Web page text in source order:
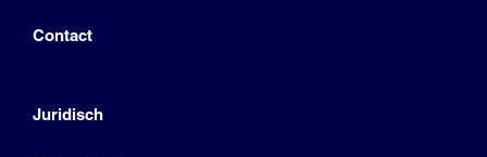
Contact
Juridisch